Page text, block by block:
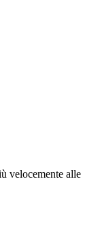
velocemente alle